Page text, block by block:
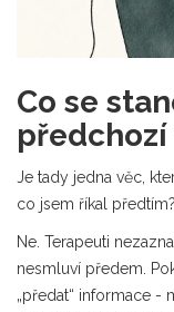
Co se
Je tady jedna věc,
co jsem říkal
Ne. Terapeuti
nesmluví předem.
„předat“ informace -